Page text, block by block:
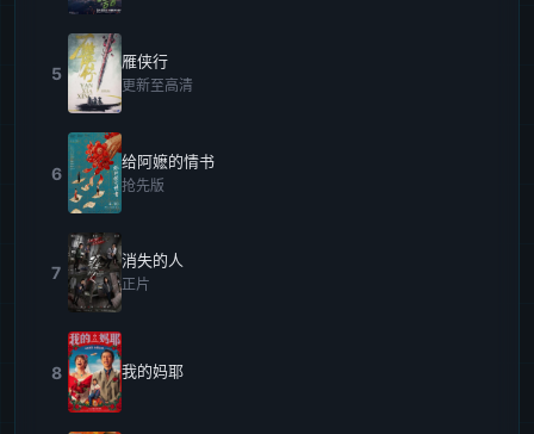
5
雁侠行
更新至高清
6
给阿嬷的情书
抢先版
7
消失的人
正片
8 我的妈耶